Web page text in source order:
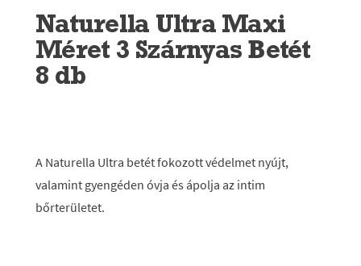
Naturella Ultra Maxi
Méret 3 Szárnyas Betét
8 db
A Naturella Ultra betét fokozott védelmet nyújt,
valamint gyengéden óvja és ápolja az intim
bőrterületet.